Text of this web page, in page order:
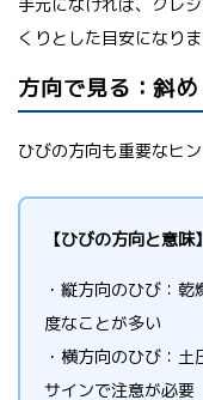
くりとした目安になりま
方向で見る：斜
ひびの方向も重要なヒン
【ひびの方向と意味】
・縦方向のひび：
度なことが多い
・横方向のひび：
サインで注意が必要